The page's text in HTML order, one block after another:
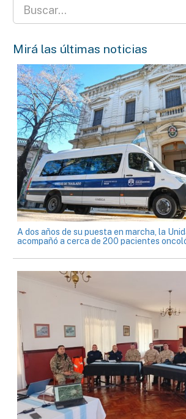
Mirá las últimas noticias
A dos años de su puesta en marcha, la
acompañó a cerca de 200 pacientes